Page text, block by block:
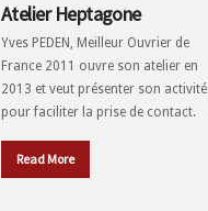
Atelier Heptagone
Yves PEDEN, Meilleur Ouvrier de
France 2011 ouvre son atelier en
2013 et veut présenter son activité
pour faciliter la prise de contact.
Read More